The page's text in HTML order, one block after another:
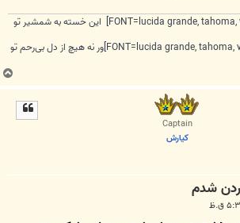
[FONT=lucida grande, tahoma, verdana, arial, sans-serif] این خسته به شمشیر تو
[FONT=lucida grande, tahoma, verdana, arial, sans-serif]ور نه هیچ از دل بی‌رحم تو
Captain
كيارش